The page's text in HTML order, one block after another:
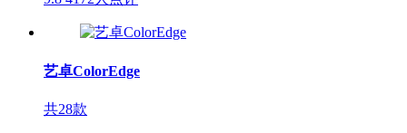
艺卓ColorEdge
共28款